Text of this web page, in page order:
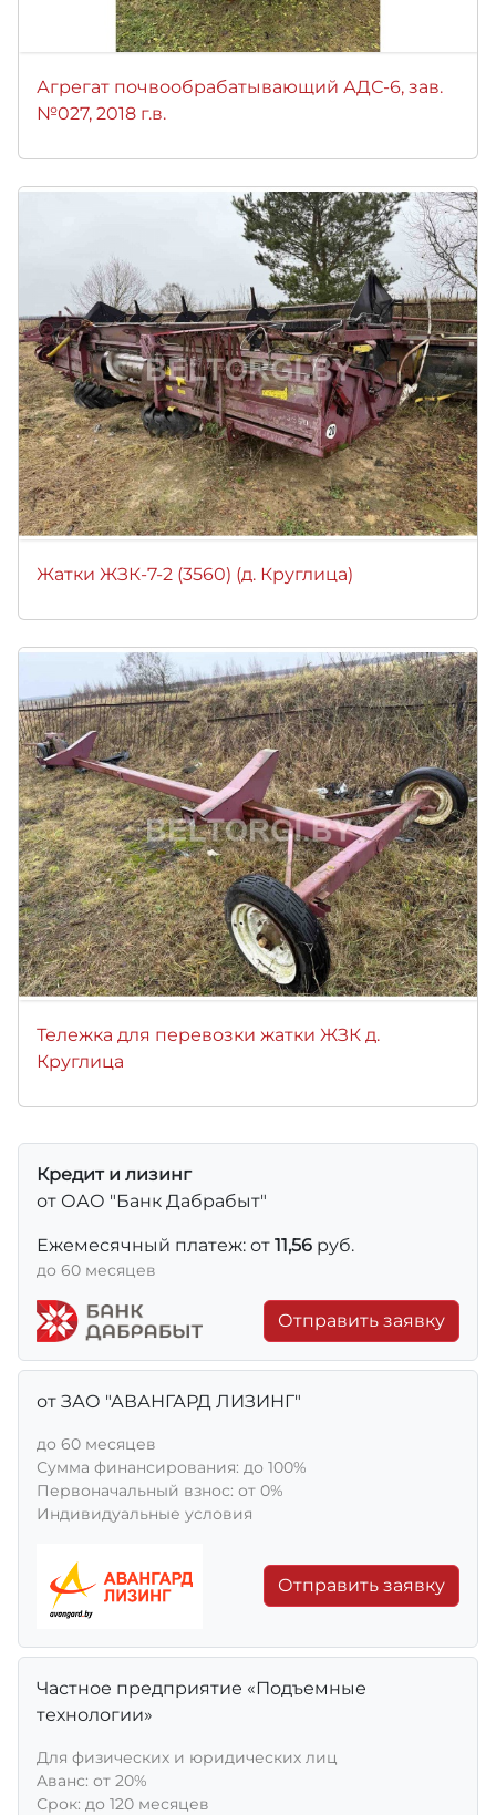
Агрегат почвообрабатывающий АДС-6, зав.
№027, 2018 г.в.
Жатки ЖЗК-7-2 (3560) (д. Круглица)
Тележка для перевозки жатки ЖЗК д.
Круглица
Кредит и лизинг
от ОАО "Банк Дабрабыт"
Ежемесячный платеж: от 11,56 руб.
до 60 месяцев
Отправить заявку
от ЗАО "АВАНГАРД ЛИЗИНГ"
до 60 месяцев
Сумма финансирования: до 100%
Первоначальный взнос: от 0%
Индивидуальные условия
Отправить заявку
Частное предприятие «Подъемные
технологии»
Для физических и юридических лиц
Aванс: от 20%
Срок: до 120 месяцев